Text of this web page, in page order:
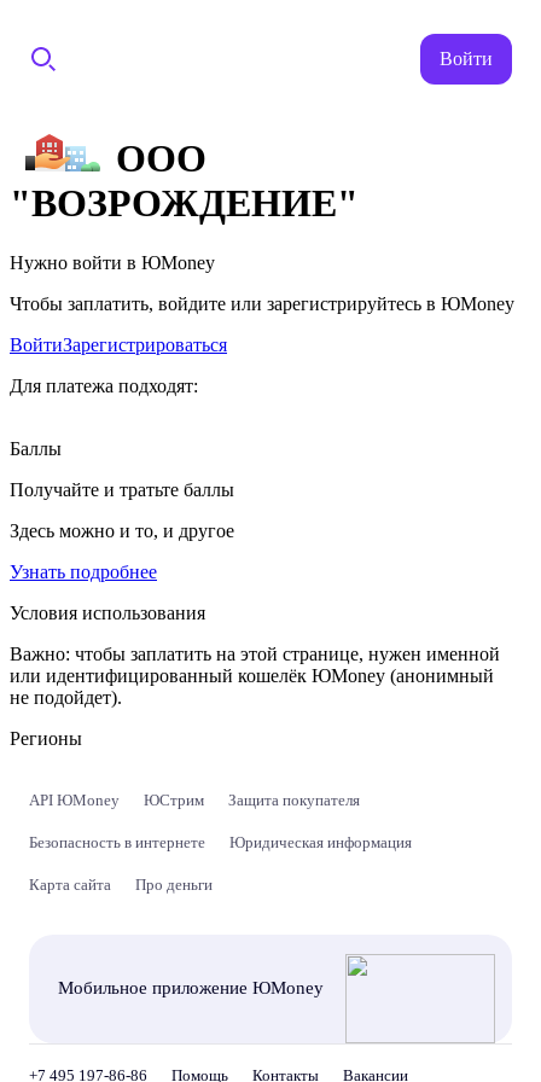
Войти
ООО
"ВОЗРОЖДЕНИЕ"
Нужно войти в ЮMoney
Чтобы заплатить, войдите или зарегистрируйтесь в ЮMoney
ВойтиЗарегистрироваться
Для платежа подходят:
Баллы
Получайте и тратьте баллы
Здесь можно и то, и другое
Узнать подробнее
Условия использования
Важно: чтобы заплатить на этой странице, нужен именной
или идентифицированный кошелёк ЮMoney (анонимный
не подойдет).
Регионы
API ЮMoney ЮСтрим Защита покупателя
Безопасность в интернете Юридическая информация
Карта сайта Про деньги
Мобильное приложение ЮMoney
+7 495 197-86-86 Помощь Контакты Вакансии